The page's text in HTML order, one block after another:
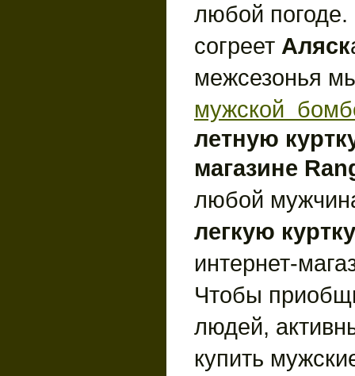
любой
согреет Аляск
межсезонья
мужской
летную
магазине
любой
легкую
интернет-
Чтобы
людей,
купить